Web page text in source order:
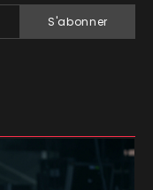
S'abonner